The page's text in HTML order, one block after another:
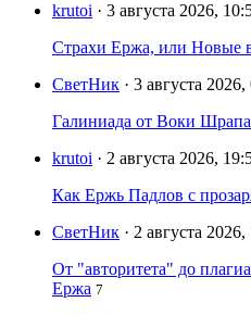
krutoi · 3 августа 2026,
Страхи Ержа, или Новые
СветНик · 3 августа
Галиниада от Воки
krutoi · 2 августа 2026,
Как Ержь Падлов с
СветНик · 2 августа
От "авторитета" до
Ержа 7